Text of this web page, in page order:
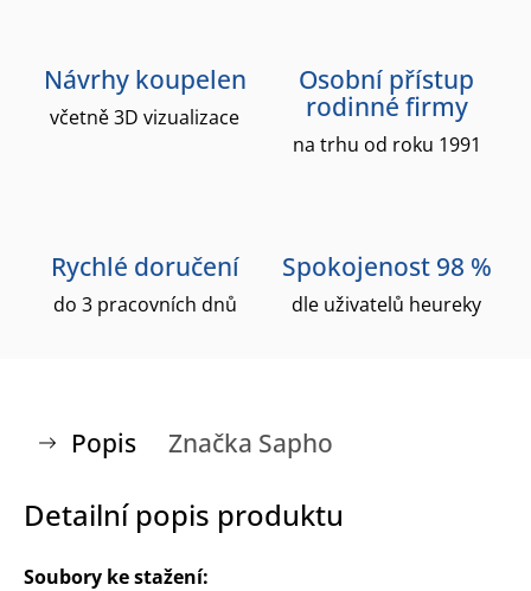
Návrhy koupelen
včetně 3D vizualizace
Osobní přístup
rodinné firmy
na trhu od roku 1991
Rychlé doručení
do 3 pracovních dnů
Spokojenost 98 %
dle uživatelů heureky
Popis Značka Sapho
Detailní popis produktu
Soubory ke stažení: